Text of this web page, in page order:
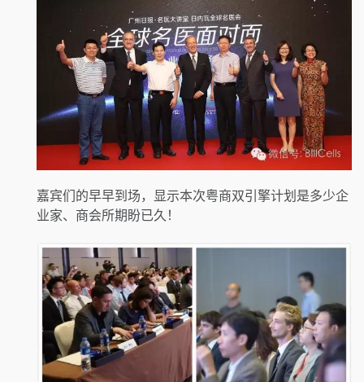
嘉宾们的早早到场，显示本次粤商双引擎计划是多少企
业家、商会所期盼已久！